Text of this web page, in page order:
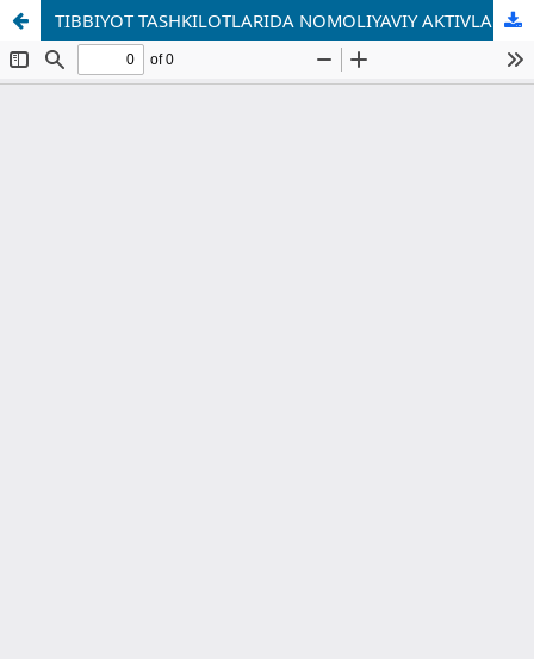
TIBBIYOT TASHKILOTLARIDA NOMOLIYAVIY AKTIVLAR HISOBI AMALIYOTINI TAKOMILLASHTIRISH YO‘NALISHLARI